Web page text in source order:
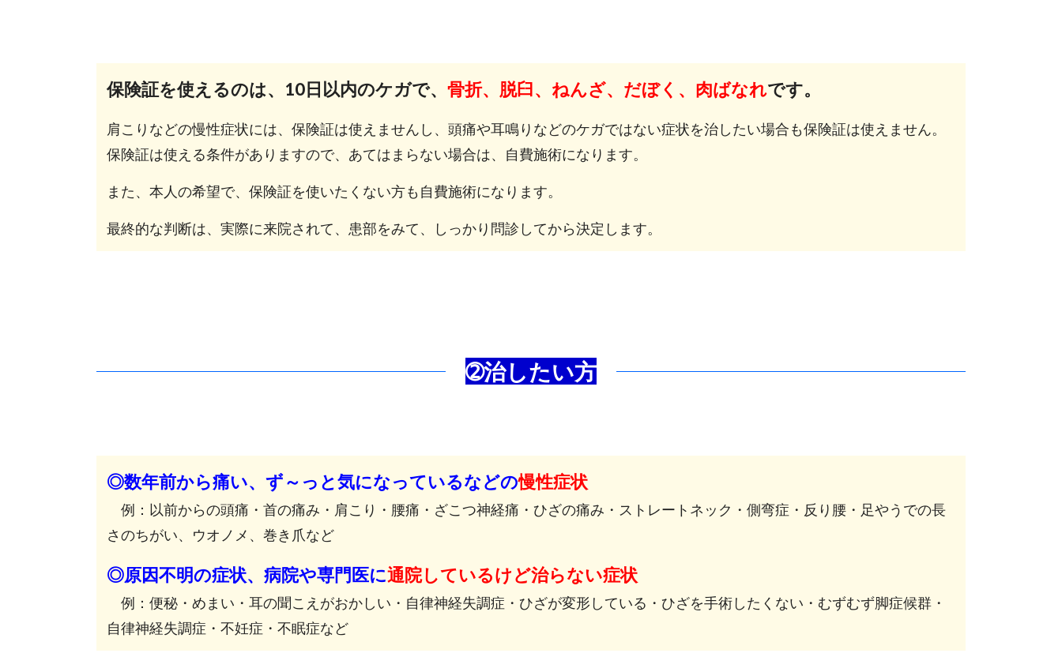
保険証を使えるのは、10日以内のケガで、 骨折、脱臼、ねんざ、だぼく、肉ばなれです。
肩こりなどの慢性症状には、保険証は使えませんし、頭痛や耳鳴りなどのケガではない症状を治したい場合も保険証は使えません。
保険証は使える条件がありますので、あてはまらない場合は、自費施術になります。
また、本人の希望で、保険証を使いたくない方も自費施術になります。
最終的な判断は、実際に来院されて、患部をみて、しっかり問診してから決定します。
➁治したい方
◎数年前から痛い、ず～っと気になっているなどの慢性症状
例：以前からの頭痛・ 首の痛み・肩こり・腰痛・ざこつ神経痛・ひざの痛み・ストレートネック・側弯症・反り腰・足やうでの長
さのちがい、ウオノメ、巻き爪など
◎原因不明の症状、病院や専門医に通院しているけど治らない症状
例：便秘・めまい・耳の聞こえがおかしい・自律神経失調症・ひざが変形している・ひざを手術したくない・むずむず脚症候群・
自律神経失調症・ 不妊症・不眠症など